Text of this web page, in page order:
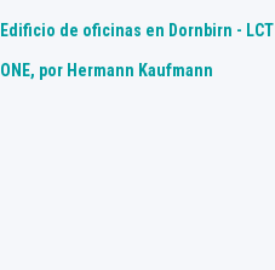
Edificio de oficinas en Dornbirn - LCT
ONE, por Hermann Kaufmann